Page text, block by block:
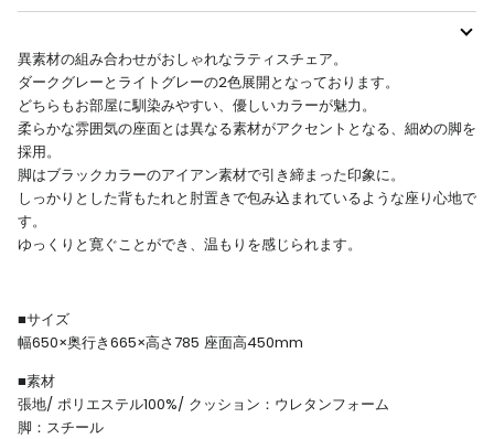
異素材の組み合わせがおしゃれなラティスチェア。
ダークグレーとライトグレーの2色展開となっております。
どちらもお部屋に馴染みやすい、優しいカラーが魅力。
柔らかな雰囲気の座面とは異なる素材がアクセントとなる、細めの脚を
採用。
脚はブラックカラーのアイアン素材で引き締まった印象に。
しっかりとした背もたれと肘置きで包み込まれているような座り心地で
す。
ゆっくりと寛ぐことができ、温もりを感じられます。
■サイズ
幅650×奥行き665×高さ785 座面高450mm
■素材
張地/ ポリエステル100%/ クッション：ウレタンフォーム
脚：スチール